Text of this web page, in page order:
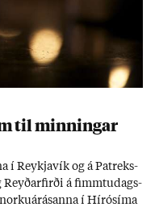
til minn­ing­ar
í Reykja­vík og á Pat­reks­
Reyð­ar­firði á fimmtu­dags­
í Hírósíma